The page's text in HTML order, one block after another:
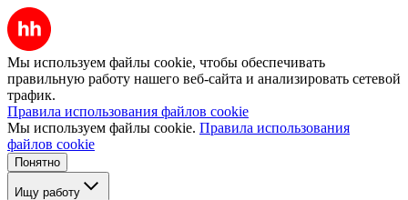
Мы используем файлы cookie, чтобы обеспечивать
правильную работу нашего веб-сайта и анализировать сетевой
трафик.
Правила использования файлов cookie
Мы используем файлы cookie. Правила использования
файлов cookie
Понятно
Ищу работу